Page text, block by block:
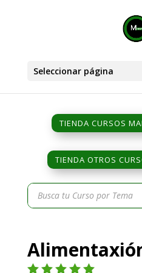
Seleccionar página
TIENDA CURSOS
TIENDA OTROS
Búsqueda
de
productos